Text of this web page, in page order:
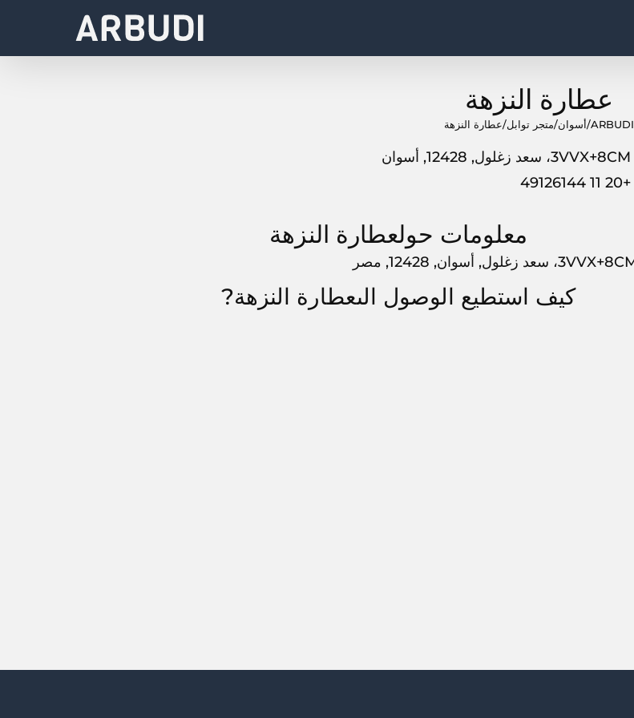
عطارة النزهة
ARBUDI
/أسوان/متجر توابل/عطارة النزهة
3VVX+8CM، سعد زغلول, 12428, أسوان
+20 11 49126144
معلومات حولعطارة النزهة
كيف استطيع الوصول الىعطارة النزهة?